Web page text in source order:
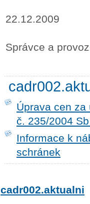
22.12.2009
Správce a
Úprava cen
č. 235/2004
Informace k
schránek
cadr002.aktualni